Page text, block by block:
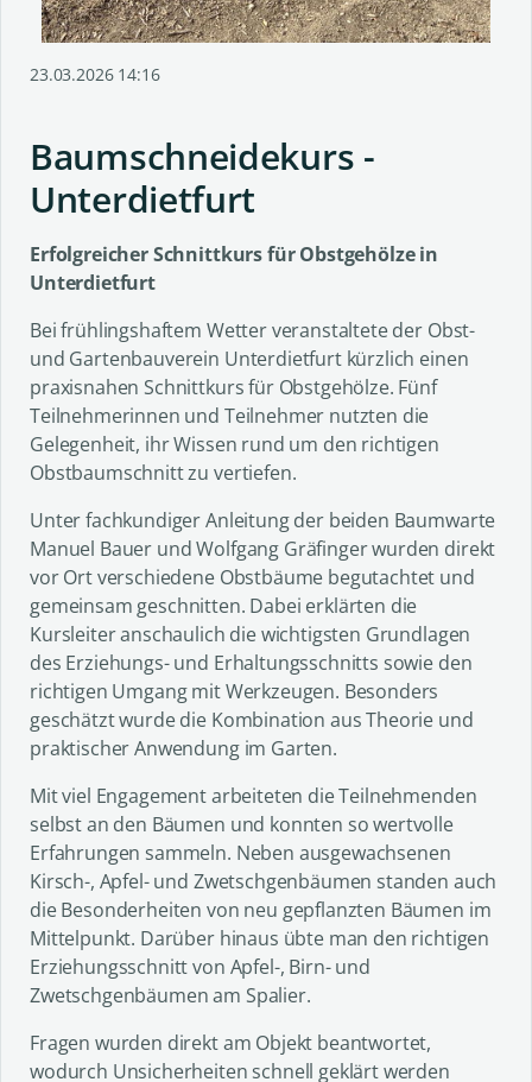
23.03.2026 14:16
Baumschneidekurs -
Unterdietfurt
Erfolgreicher Schnittkurs für Obstgehölze in
Unterdietfurt
Bei frühlingshaftem Wetter veranstaltete der Obst-
und Gartenbauverein Unterdietfurt kürzlich einen
praxisnahen Schnittkurs für Obstgehölze. Fünf
Teilnehmerinnen und Teilnehmer nutzten die
Gelegenheit, ihr Wissen rund um den richtigen
Obstbaumschnitt zu vertiefen.
Unter fachkundiger Anleitung der beiden Baumwarte
Manuel Bauer und Wolfgang Gräfinger wurden direkt
vor Ort verschiedene Obstbäume begutachtet und
gemeinsam geschnitten. Dabei erklärten die
Kursleiter anschaulich die wichtigsten Grundlagen
des Erziehungs- und Erhaltungsschnitts sowie den
richtigen Umgang mit Werkzeugen. Besonders
geschätzt wurde die Kombination aus Theorie und
praktischer Anwendung im Garten.
Mit viel Engagement arbeiteten die Teilnehmenden
selbst an den Bäumen und konnten so wertvolle
Erfahrungen sammeln. Neben ausgewachsenen
Kirsch-, Apfel- und Zwetschgenbäumen standen auch
die Besonderheiten von neu gepflanzten Bäumen im
Mittelpunkt. Darüber hinaus übte man den richtigen
Erziehungsschnitt von Apfel-, Birn- und
Zwetschgenbäumen am Spalier.
Fragen wurden direkt am Objekt beantwortet,
wodurch Unsicherheiten schnell geklärt werden